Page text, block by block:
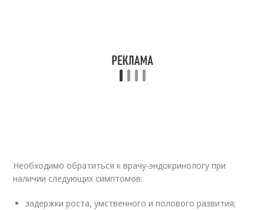
Необходимо обратиться к врачу-эндокринологу при
наличии следующих симптомов:
задержки роста, умственного и полового развития;